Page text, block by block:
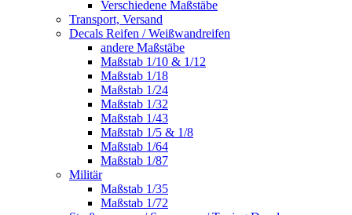
Verschiedene Maßstäbe
Transport, Versand
Decals Reifen / Weißwandreifen
andere Maßstäbe
Maßstab 1/10 & 1/12
Maßstab 1/18
Maßstab 1/24
Maßstab 1/32
Maßstab 1/43
Maßstab 1/5 & 1/8
Maßstab 1/64
Maßstab 1/87
Militär
Maßstab 1/35
Maßstab 1/72